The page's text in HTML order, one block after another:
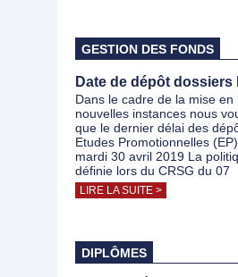
GESTION DES FONDS
Date de dépôt dossiers
Dans le cadre de la mise en
nouvelles instances nous
que le dernier délai des
Etudes Promotionnelles
mardi 30 avril 2019 La
définie lors du CRSG du 07
LIRE LA SUITE >
DIPLÔMES